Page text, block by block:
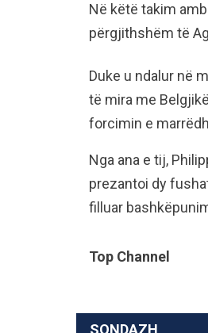
Në këtë takim
përgjithshëm të
Duke u ndalur në
të mira me
forcimin e
Nga ana e tij,
prezantoi dy
filluar
Top Channel
SONDAZH